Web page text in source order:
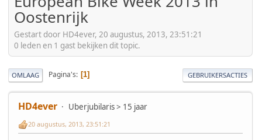
Oostenrijk
Gestart door HD4ever, 20 augustus, 2013, 23:51:21
0 leden en 1 gast bekijken dit topic.
OMLAAG Pagina's 1 GEBRUIKERSACTIES
HD4ever Uberjubilaris > 15 jaar
20 augustus, 2013, 23:51:21